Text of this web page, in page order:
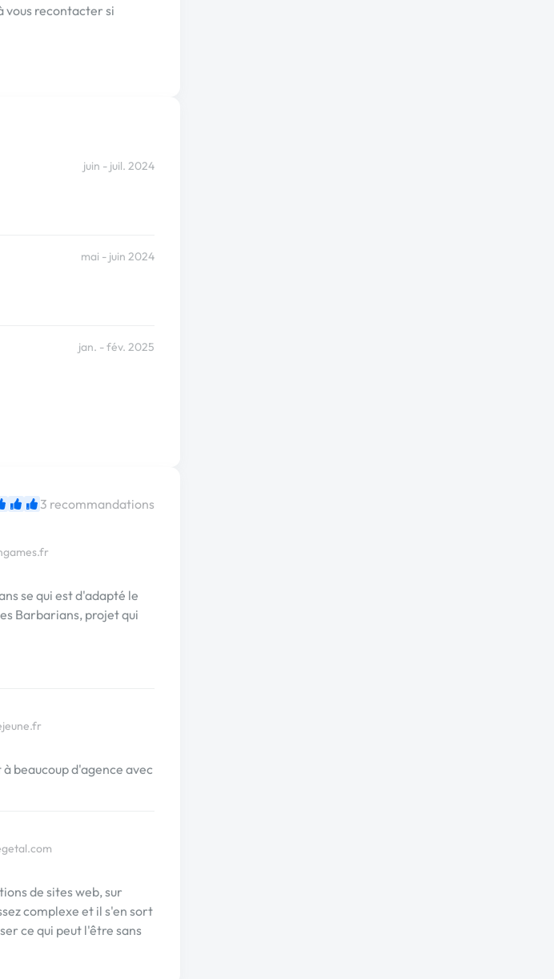
vous recontacter si
juin - juil. 2024
mai - juin 2024
jan. - fév. 2025
3 recommandations
se qui est d'adapté le
Barbarians, projet qui
beaucoup d'agence avec
de sites web, sur
complexe et il s'en sort
ce qui peut l'être sans